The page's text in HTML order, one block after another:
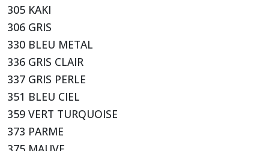
305 KAKI
306 GRIS
330 BLEU METAL
336 GRIS CLAIR
337 GRIS PERLE
351 BLEU CIEL
359 VERT TURQUOISE
373 PARME